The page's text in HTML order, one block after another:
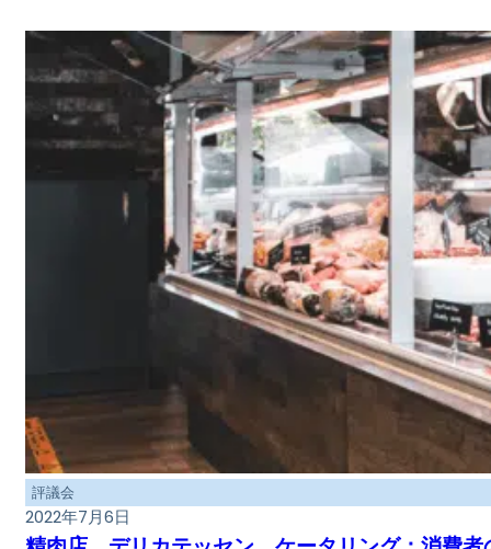
評議会
2022年7月6日